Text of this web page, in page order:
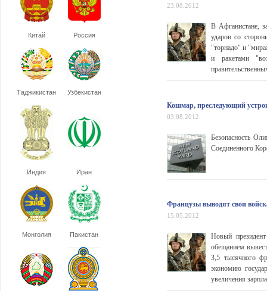
Китай Россия
Таджикистан Узбекистан
Индия Иран
Монголия Пакистан
23.08.2012
В Афганистане,
ударов со
"торнадо" и
и ракетами
Кошмар, преследующий
03.08.2012
Безопасность
Соединенного
Французы выводят свои
15.05.2012
Новый
обещанием
3,5 тысячного
экономию
увеличения